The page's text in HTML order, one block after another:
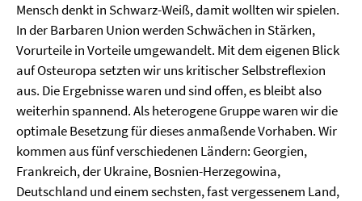
Mensch denkt in Schwarz-Weiß, damit wollten wir spielen.
In der Barbaren Union werden Schwächen in Stärken,
Vorurteile in Vorteile umgewandelt. Mit dem eigenen Blick
auf Osteuropa setzten wir uns kritischer Selbstreflexion
aus. Die Ergebnisse waren und sind offen, es bleibt also
weiterhin spannend. Als heterogene Gruppe waren wir die
optimale Besetzung für dieses anmaßende Vorhaben. Wir
kommen aus fünf verschiedenen Ländern: Georgien,
Frankreich, der Ukraine, Bosnien-Herzegowina,
Deutschland und einem sechsten, fast vergessenem Land,